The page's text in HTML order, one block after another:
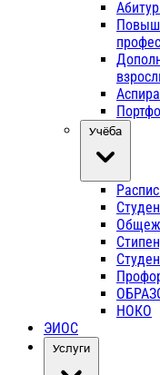
Учёба
НОКО
ЭИОС
Услуги